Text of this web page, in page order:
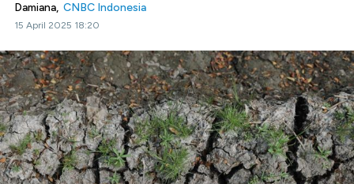
Damiana, CNBC Indonesia
15 April 2025 18:20